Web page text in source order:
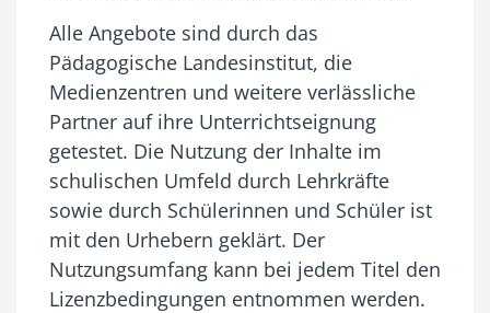
Alle Angebote sind durch das
Pädagogische Landesinstitut, die
Medienzentren und weitere verlässliche
Partner auf ihre Unterrichtseignung
getestet. Die Nutzung der Inhalte im
schulischen Umfeld durch Lehrkräfte
sowie durch Schülerinnen und Schüler ist
mit den Urhebern geklärt. Der
Nutzungsumfang kann bei jedem Titel den
Lizenzbedingungen entnommen werden.